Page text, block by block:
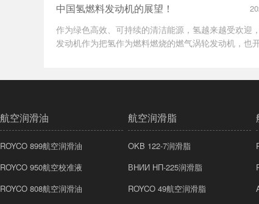
中应用十分广泛的一款润滑剂。事实上，不止是在国
界许多国家的航空公司都在大量的使用这款产品，这
美孚飞马2号航空润滑油性能的可靠性。
中国氢燃料发动机的展望！
作为绿色高效、可持续的清洁能源，氢越来越受欢迎
发动机作为把氢作为燃料燃烧的燃气涡轮发动机，也
产物只有水，不会产生二氧化碳和其他污染物，具有
航空润滑油
ROYCO 899航空润滑油
ROYCO 950航空校准液
ROYCO 808航空润滑油
航空润滑脂
OKB 122-7润滑脂
ВНИИ НП-225润滑脂
ROYCO 49航空润滑脂